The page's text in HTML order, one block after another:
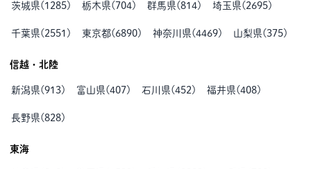
茨城県( 1285) 栃木県( 704) 群馬県(814) 埼玉県( 2695)
千葉県( 2551 ) 東京都( 6890) 神奈川県(4469) 山梨県(375)
信越・北陸
新潟県(913) 富山県(407 ) 石川県(452 ) 福井県(408)
長野県(828)
東海